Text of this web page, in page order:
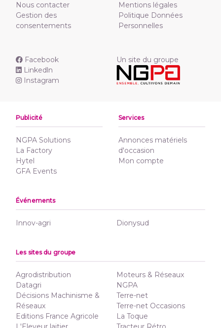
Nous contacter
Gestion des
consentements
Mentions légales
Politique Données
Personnelles
Facebook
Linkedln
Instagram
Un site du groupe
Publicité
NGPA Solutions
La Factory
Hytel
GFA Events
Services
Annonces matériels
d'occasion
Mon compte
Événements
Innov-agri Dionysud
Les sites du groupe
Agrodistribution
Datagri
Décisions Machinisme &
Réseaux
Editions France Agricole
Moteurs & Réseaux
NGPA
Terre-net
Terre-net Occasions
La Toque